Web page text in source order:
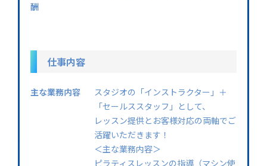
酬
仕事内容
主な業務内容
スタジオの「インストラクター」＋
「セールススタッフ」として、
レッスン提供とお客様対応の両軸でご
活躍いただきます！
＜主な業務内容＞
ピラティスレッスンの指導（マシン使